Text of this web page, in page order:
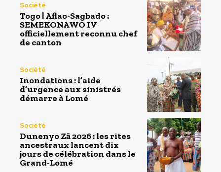
Société
Togo | Aflao-Sagbado :
SEMEKONAWO IV
officiellement reconnu chef
de canton
Société
Inondations : l’aide
d’urgence aux sinistrés
démarre à Lomé
Société
Dunenyo Zā 2026 : les rites
ancestraux lancent dix
jours de célébration dans le
Grand-Lomé